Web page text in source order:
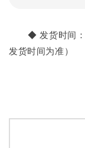
◆ 发货时间：
发货时间为准）